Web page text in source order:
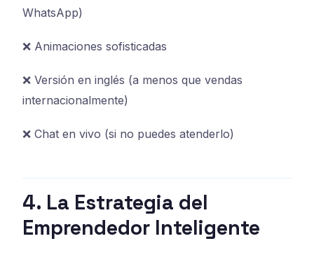
WhatsApp)
❌ Animaciones sofisticadas
❌ Versión en inglés (a menos que vendas
internacionalmente)
❌ Chat en vivo (si no puedes atenderlo)
4. La Estrategia del
Emprendedor Inteligente